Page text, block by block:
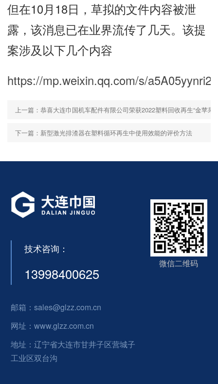
但在10月18日，草拟的文件内容被泄
露，该消息已在业界流传了几天。该提
案涉及以下几个内容
https://mp.weixin.qq.com/s/
上一篇：恭喜大连巾国机车配件有限公司荣获2022塑料回收再生“金苹果
下一篇：新型激光排渣器在塑料循环再生中使用效能的评价方法
技术咨询：
13998400625
邮箱：sales@glzz.com.cn
网址：www.glzz.com.cn
地址：辽宁省大连市甘井子区营城子
工业区双台沟
微信二维码